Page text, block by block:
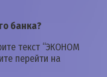
банка?
текст “ЭКОНОМ
перейти на